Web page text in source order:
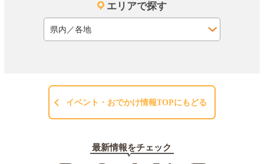
エリアで探す
イベント・おでかけ情報TOPにもどる
最新情報をチェック